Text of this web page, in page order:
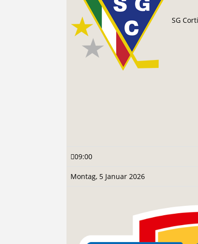
SG
09:00
Montag, 5 Januar 2026